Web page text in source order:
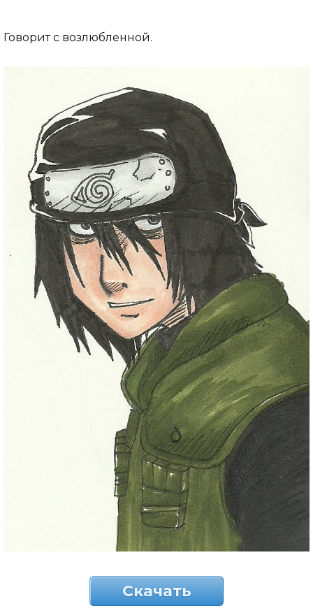
Говорит с возлюбленной.
Скачать